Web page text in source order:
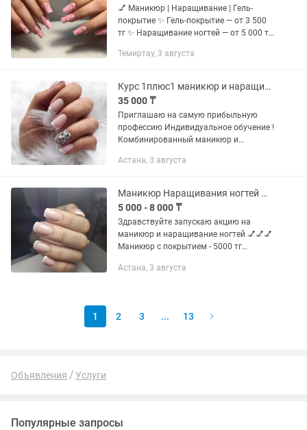
💅 Маникюр | Наращивание | Гель-
покрытие ✨ Гель-покрытие — от 3 500
тг ✨ Наращивание ногтей — от 5 000 тг
Аккуратно и с заботой о ваших ногтях
Темиртау, 3 августа
Курс 1плюс1 маникюр и наращивание ногтей по цене одного
35 000 ₸
Приглашаю на самую прибыльную
профессию Индивидуальное обучение !
Комбинированный маникюр и
ключ. Длительность обучение 5 дней -
Астана, 3 августа
Маникюр Наращивания ногтей Шугаринг
5 000 - 8 000 ₸
Здравствуйте запускаю акцию на
маникюр и наращивание ногтей 💅💅💅
Маникюр с покрытием - 5000 тг
Комбо 1 - усики-подмышки-2000тг
Астана, 3 августа
1 2 3 ... 13
Объявления Услуги
Популярные запросы